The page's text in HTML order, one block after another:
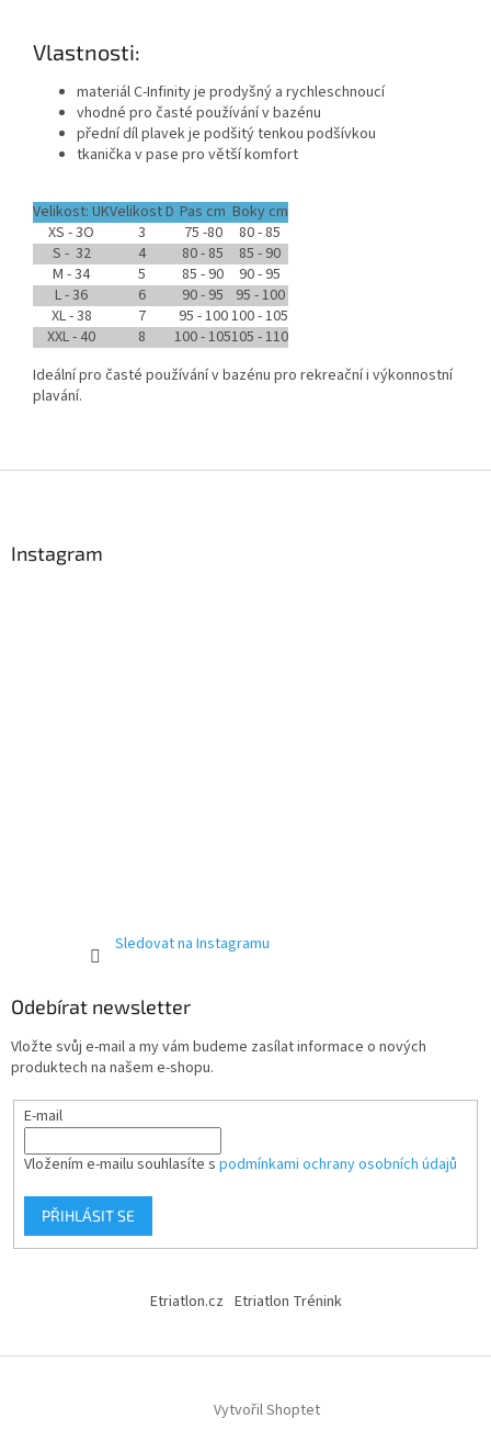
Vlastnosti:
materiál C-Infinity je prodyšný a rychleschnoucí
vhodné pro časté používání v bazénu
přední díl plavek je podšitý tenkou podšívkou
tkanička v pase pro větší komfort
Velikost: UKVelikost D Pas cm Boky cm
XS - 3O
3 75 -80
80 - 85
S - 32
4 80 - 85
85 - 90
M - 34
5 85 - 90
90 - 95
L - 36
6 90 - 95
95 - 100
XL - 38
7 95 - 100100 - 105
XXL - 40
8 100 - 105105 - 110
Ideální pro časté používání v bazénu pro rekreační i výkonnostní
plavání.
Instagram
Sledovat na Instagramu
Odebírat newsletter
Vložte svůj e-mail a my vám budeme zasílat informace o nových
produktech na našem e-shopu.
E-mail
Vložením e-mailu souhlasíte s podmínkami ochrany osobních údajů
PŘIHLÁSIT SE
Etriatlon.cz Etriatlon Trénink
Vytvořil Shoptet
Powered by chaterimo